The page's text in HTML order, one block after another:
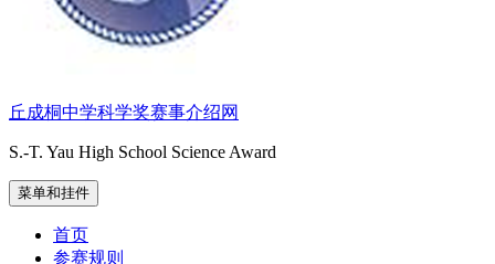
丘成桐中学科学奖赛事介绍网
S.-T. Yau High School Science Award
菜单和挂件
首页
参赛规则